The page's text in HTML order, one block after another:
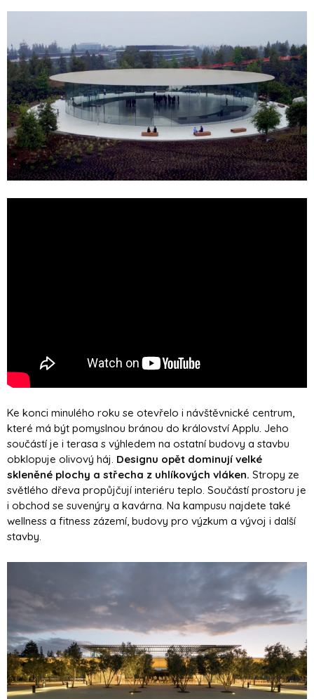
Ke konci minulého roku se otevřelo i návštěvnické centrum,
které má být pomyslnou bránou do království Applu. Jeho
součástí je i terasa s výhledem na ostatní budovy a stavbu
obklopuje olivový háj. Designu opět dominují velké
skleněné plochy a střecha z uhlíkových vláken. Stropy ze
světlého dřeva propůjčují interiéru teplo. Součástí prostoru je
i obchod se suvenýry a kavárna. Na kampusu najdete také
wellness a fitness zázemí, budovy pro výzkum a vývoj i další
stavby.